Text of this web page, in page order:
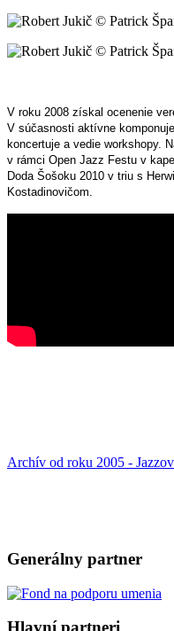
V roku 2008 získal ocenenie
V súčasnosti aktívne
koncertuje a vedie workshopy.
v rámci Open Jazz Festu v
Doda Šošoku 2010 v triu s
Kostadinovičom.
Archív od roku 2005 -
Generálny partner